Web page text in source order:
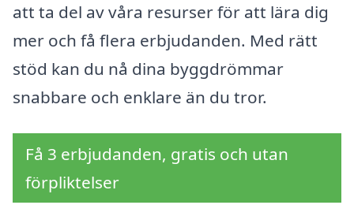
att ta del av våra resurser för att lära dig
mer och få flera erbjudanden. Med rätt
stöd kan du nå dina byggdrömmar
snabbare och enklare än du tror.
Få 3 erbjudanden, gratis och utan
förpliktelser